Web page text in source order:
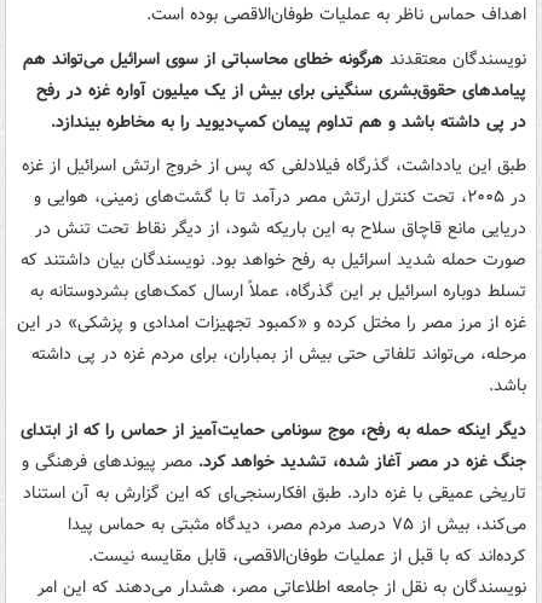
اهداف حماس ناظر به عملیات طوفان‌الاقصی بوده است.
نویسندگان معتقدند هرگونه خطای محاسباتی از سوی اسرائیل می‌تواند هم
پیامدهای حقوق‌بشری سنگینی برای بیش از یک میلیون آواره غزه در رفح
در پی داشته باشد و هم تداوم پیمان کمپ‌دیوید را به مخاطره بیندازد.
طبق این یادداشت، گذرگاه فیلادلفی که پس از خروج ارتش اسرائیل از غزه
در ۲۰۰۵، تحت کنترل ارتش مصر درآمد تا با گشت‌های زمینی، هوایی و
دریایی مانع قاچاق سلاح به این باریکه شود، از دیگر نقاط تحت تنش در
صورت حمله شدید اسرائیل به رفح خواهد بود. نویسندگان بیان داشتند که
تسلط دوباره اسرائیل بر این گذرگاه، عملاً ارسال کمک‌های بشردوستانه به
غزه از مرز مصر را مختل کرده و «کمبود تجهیزات امدادی و پزشکی» در این
مرحله، می‌تواند تلفاتی حتی بیش از بمباران، برای مردم غزه در پی داشته
باشد.
دیگر اینکه حمله به رفح، موج سونامی حمایت‌آمیز از حماس را که از ابتدای
جنگ غزه در مصر آغاز شده، تشدید خواهد کرد. مصر پیوندهای فرهنگی و
تاریخی عمیقی با غزه دارد. طبق افکارسنجی‌ای که این گزارش به آن استناد
می‌کند، بیش از ۷۵ درصد مردم مصر، دیدگاه مثبتی به حماس پیدا
کرده‌اند که با قبل از عملیات طوفان‌الاقصی، قابل مقایسه نیست.
نویسندگان به نقل از جامعه اطلاعاتی مصر، هشدار می‌دهند که این امر